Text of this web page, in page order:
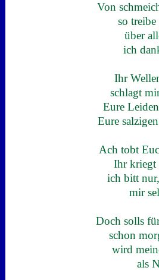
Von
so
über
ich
Ihr
schlagt
Eure
Eure
Ach tobt
Ihr kriegt
ich bitt
mir
Doch solls
schon
wird
als